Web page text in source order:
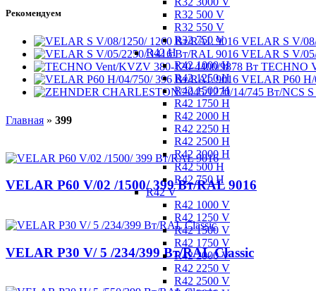
R32 500 V
R32 550 V
R32 750 V
R42 H
R42 1000 H
R42 1250 H
R42 1500 H
R42 1750 H
R42 2000 H
R42 2250 H
R42 2500 H
R42 3000 H
R42 500 H
R42 750 H
R42 V
R42 1000 V
R42 1250 V
R42 1500 V
R42 1750 V
R42 2000 V
R42 2250 V
R42 2500 V
Рекомендуем
VELAR S V/
VELAR S V/
TECHNO
VELAR P60 H/
Главная » 399
VELAR P60 V/02 /1500/ 399 Bт/RAL 9016
VELAR P30 V/ 5 /234/399 Вт/RAL Classic